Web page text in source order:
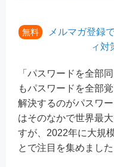
無料
メルマガ登録
ィ対
「パスワードを全部
もパスワードを全部
解決するのがパスワ
はそのなかで世界最
すが、2022年に大規
とで注目を集めました